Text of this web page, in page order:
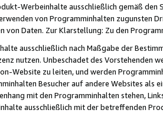
Werbeinhalte ausschließlich gemäß
von Programminhalten zugunsten
von Daten. Zur Klarstellung: Zu den
ausschließlich nach Maßgabe der
nutzen. Unbeschadet des Vorstehenden
Website zu leiten, und werden
Besucher auf andere Websites als
mit den Programminhalten stehen,
ausschließlich mit der betreffenden